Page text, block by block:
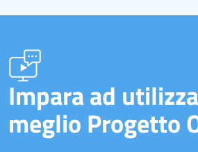
Impara ad
meglio Progetto